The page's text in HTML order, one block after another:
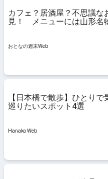
カフェ？居酒屋？不思議な
見！ メニューには山形名
おとなの週末Web
【日本橋で散歩】ひとりで
巡りたいスポット4選
Hanako Web